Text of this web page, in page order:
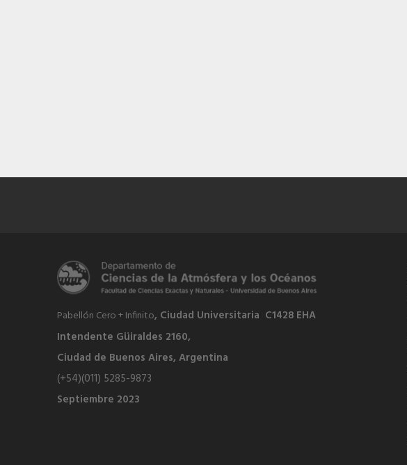
Pabellón Cero + Infinito, Ciudad Universitaria C1428 EHA
Intendente Güiraldes 2160,
Ciudad de Buenos Aires, Argentina
(+54)(011) 5285-9873
Septiembre 2023